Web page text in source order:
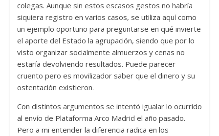
colegas. Aunque sin estos escasos gestos no habría
siquiera registro en varios casos, se utiliza aquí como
un ejemplo oportuno para preguntarse en qué invierte
el aporte del Estado la agrupación, siendo que por lo
visto organizar socialmente almuerzos y cenas no
estaría devolviendo resultados. Puede parecer
cruento pero es movilizador saber que el dinero y su
ostentación existieron.
Con distintos argumentos se intentó igualar lo ocurrido
al envío de Plataforma Arco Madrid el año pasado.
Pero a mi entender la diferencia radica en los